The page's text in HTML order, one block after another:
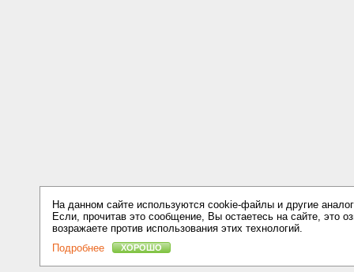
На данном сайте используются cookie-файлы и другие
Если, прочитав это сообщение, Вы остаетесь на сайте, это
возражаете против использования этих технологий.
Подробнее
ХОРОШО